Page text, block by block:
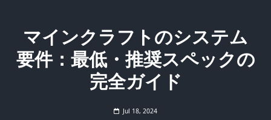
マインクラフトのシステム
要件：最低・推奨スペックの
完全ガイド
Jul 18, 2024